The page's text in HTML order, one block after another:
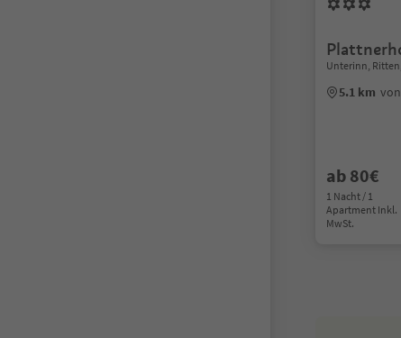
Unterinn,
5.1 km
ab 80€
1 Nacht / 1
Apartment Inkl.
MwSt.